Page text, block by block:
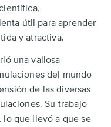
útil para aprender
y atractiva.
una valiosa
del mundo
de las diversas
Su trabajo
lo que llevó a que se